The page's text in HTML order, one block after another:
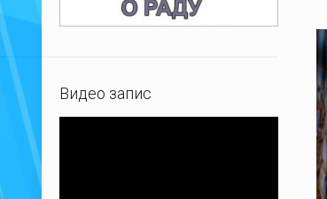
Видео запис